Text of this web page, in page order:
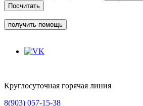
Посчитать
получить помощь
Круглосуточная горячая линия
8(903) 057-15-38